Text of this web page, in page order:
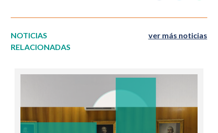
NOTICIAS
RELACIONADAS
ver más noticias